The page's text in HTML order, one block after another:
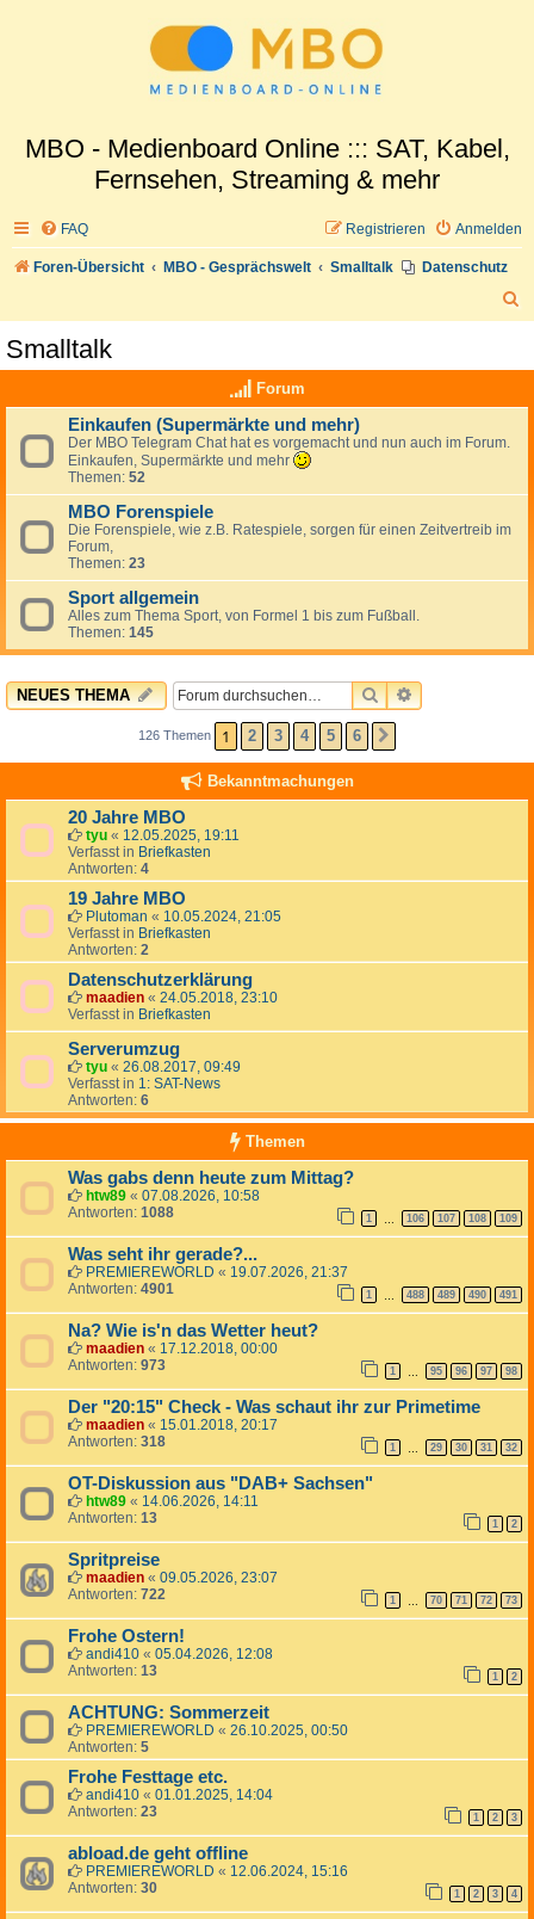
MBO - Medienboard Online ::: SAT, Kabel,
Fernsehen, Streaming & mehr
FAQ Anmelden
Registrieren
Foren-Übersicht MBO - Gesprächswelt Smalltalk
Datenschutz
Smalltalk
Forum
Einkaufen (Supermärkte und mehr)
Der MBO Telegram Chat hat es vorgemacht und nun auch im Forum.
Einkaufen, Supermärkte und mehr
Themen: 52
MBO Forenspiele
Die Forenspiele, wie z.B. Ratespiele, sorgen für einen Zeitvertreib im
Forum,
Themen: 23
Sport allgemein
Alles zum Thema Sport, von Formel 1 bis zum Fußball.
Themen: 145
NEUES THEMA SUCHEERWEITERTE
126 Themen 1 2 3 4 5 6
Bekanntmachungen
20 Jahre MBO
tyu « 12.05.2025, 19:11
Verfasst in Briefkasten
Antworten: 4
19 Jahre MBO
Plutoman « 10.05.2024, 21:05
Verfasst in Briefkasten
Antworten: 2
Datenschutzerklärung
maadien « 24.05.2018, 23:10
Verfasst in Briefkasten
Serverumzug
tyu « 26.08.2017, 09:49
Verfasst in 1: SAT-News
Antworten: 6
Themen
Was gabs denn heute zum Mittag?
htw89 « 07.08.2026, 10:58
Antworten: 1088 1 … 106 107 108 109
Was seht ihr gerade?...
PREMIEREWORLD « 19.07.2026, 21:37
Antworten: 4901 1 … 488 489 490 491
Na? Wie is'n das Wetter heut?
maadien « 17.12.2018, 00:00
Antworten: 973 1 … 95 96 97 98
Der "20:15" Check - Was schaut ihr zur Primetime
maadien « 15.01.2018, 20:17
Antworten: 318 1 … 29 30 31 32
OT-Diskussion aus "DAB+ Sachsen"
htw89 « 14.06.2026, 14:11
Antworten: 13 1 2
Spritpreise
maadien « 09.05.2026, 23:07
Antworten: 722 1 … 70 71 72 73
Frohe Ostern!
andi410 « 05.04.2026, 12:08
Antworten: 13 1 2
ACHTUNG: Sommerzeit
PREMIEREWORLD « 26.10.2025, 00:50
Antworten: 5
Frohe Festtage etc.
andi410 « 01.01.2025, 14:04
Antworten: 23 1 2 3
abload.de geht offline
PREMIEREWORLD « 12.06.2024, 15:16
Antworten: 30 1 2 3 4